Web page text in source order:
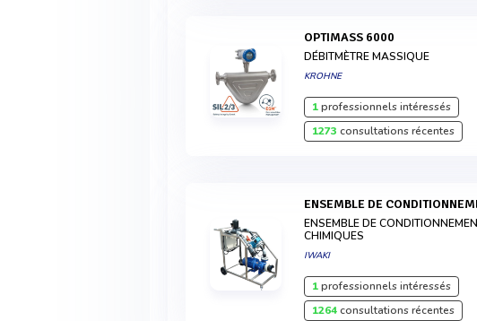
OPTIMASS 6000
DÉBITMÈTRE MASSIQUE
KROHNE
1professionnels intéressés
1273 consultations récentes
ENSEMBLE DE
ENSEMBLE DE
CHIMIQUES
IWAKI
1professionnels intéressés
1264consultations récentes